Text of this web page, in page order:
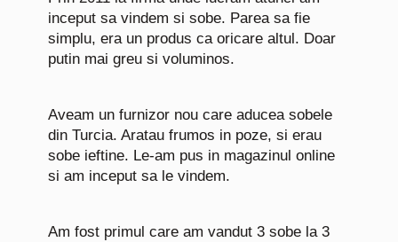
inceput sa vindem si sobe. Parea sa fie
simplu, era un produs ca oricare altul. Doar
putin mai greu si voluminos.
Aveam un furnizor nou care aducea sobele
din Turcia. Aratau frumos in poze, si erau
sobe ieftine. Le-am pus in magazinul online
si am inceput sa le vindem.
Am fost primul care am vandut 3 sobe la 3